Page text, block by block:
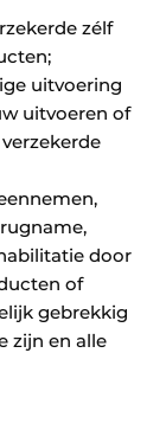
zélf
uitvoering
uitvoeren of
door
of
gebrekkig
zijn en alle